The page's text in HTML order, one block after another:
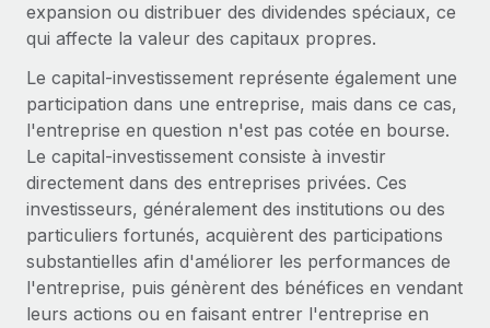
expansion ou distribuer des dividendes spéciaux, ce
qui affecte la valeur des capitaux propres.
Le capital-investissement représente également une
participation dans une entreprise, mais dans ce cas,
l'entreprise en question n'est pas cotée en bourse.
Le capital-investissement consiste à investir
directement dans des entreprises privées. Ces
investisseurs, généralement des institutions ou des
particuliers fortunés, acquièrent des participations
substantielles afin d'améliorer les performances de
l'entreprise, puis génèrent des bénéfices en vendant
leurs actions ou en faisant entrer l'entreprise en